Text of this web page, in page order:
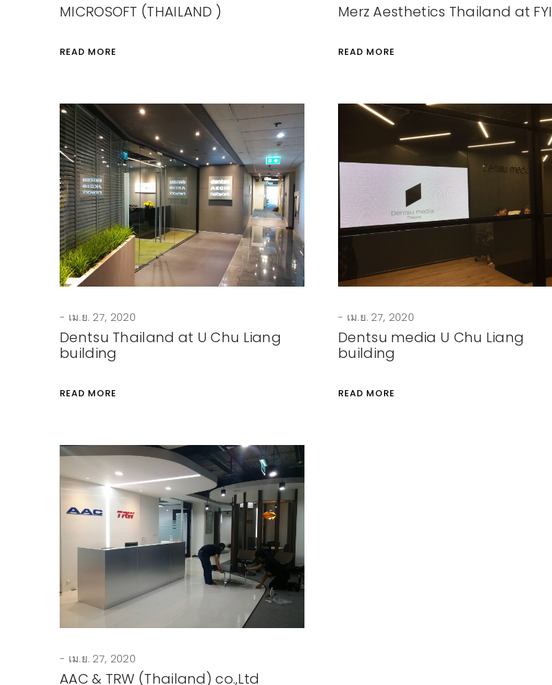
MICROSOFT (THAILAND )
READ MORE
Merz Aesthetics Thailand at FYI
READ MORE
เม.ย. 27, 2020
Dentsu Thailand at U Chu Liang
building
READ MORE
เม.ย. 27, 2020
Dentsu media U Chu Liang
building
READ MORE
เม.ย. 27, 2020
AAC & TRW (Thailand) co.,Ltd